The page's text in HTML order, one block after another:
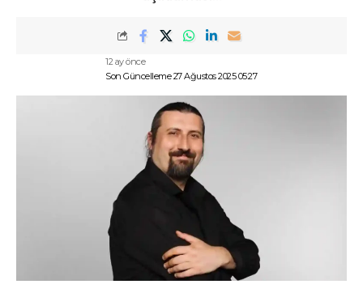
Son Güncelleme 27 Ağustos 2025 05:27
12 ay önce